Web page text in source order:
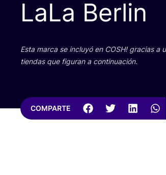
LaLa Berlin
Esta mar­ca se inclu­yó en COSH! gra­cias a
tien­das que figu­ran a continuación.
COMPARTE